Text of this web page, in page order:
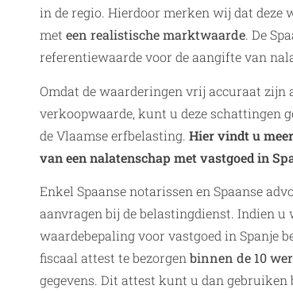
in de regio. Hierdoor merken wij dat deze
met een realistische marktwaarde. De
referentiewaarde voor de aangifte van
Omdat de waarderingen vrij accuraat zijn
verkoopwaarde, kunt u deze schattingen
de Vlaamse erfbelasting. Hier vindt u
van een nalatenschap met vastgoed in
Enkel Spaanse notarissen en Spaanse
aanvragen bij de belastingdienst. Indien
waardebepaling voor vastgoed in Spanje
fiscaal attest te bezorgen binnen de 10
gegevens. Dit attest kunt u dan gebruiken